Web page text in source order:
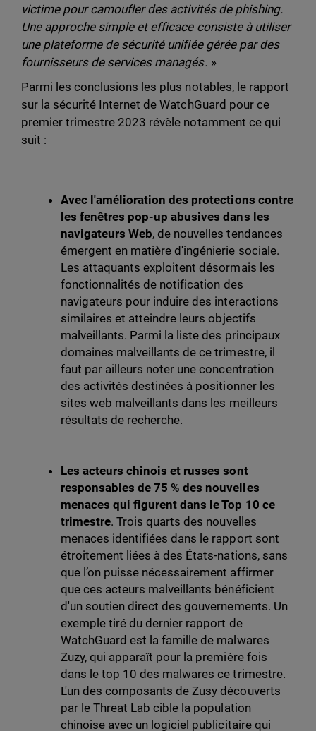
victime pour camoufler des activités de phishing.
Une approche simple et efficace consiste à utiliser
une plateforme de sécurité unifiée gérée par des
fournisseurs de services managés. »
Parmi les conclusions les plus notables, le rapport
sur la sécurité Internet de WatchGuard pour ce
premier trimestre 2023 révèle notamment ce qui
suit :
Avec l'amélioration des protections contre
les fenêtres pop-up abusives dans les
navigateurs Web, de nouvelles tendances
émergent en matière d'ingénierie sociale.
Les attaquants exploitent désormais les
fonctionnalités de notification des
navigateurs pour induire des interactions
similaires et atteindre leurs objectifs
malveillants. Parmi la liste des principaux
domaines malveillants de ce trimestre, il
faut par ailleurs noter une concentration
des activités destinées à positionner les
sites web malveillants dans les meilleurs
résultats de recherche.
Les acteurs chinois et russes sont
responsables de 75 % des nouvelles
menaces qui figurent dans le Top 10 ce
trimestre. Trois quarts des nouvelles
menaces identifiées dans le rapport sont
étroitement liées à des États-nations, sans
que l’on puisse nécessairement affirmer
que ces acteurs malveillants bénéficient
d'un soutien direct des gouvernements. Un
exemple tiré du dernier rapport de
WatchGuard est la famille de malwares
Zuzy, qui apparaît pour la première fois
dans le top 10 des malwares ce trimestre.
L'un des composants de Zusy découverts
par le Threat Lab cible la population
chinoise avec un logiciel publicitaire qui